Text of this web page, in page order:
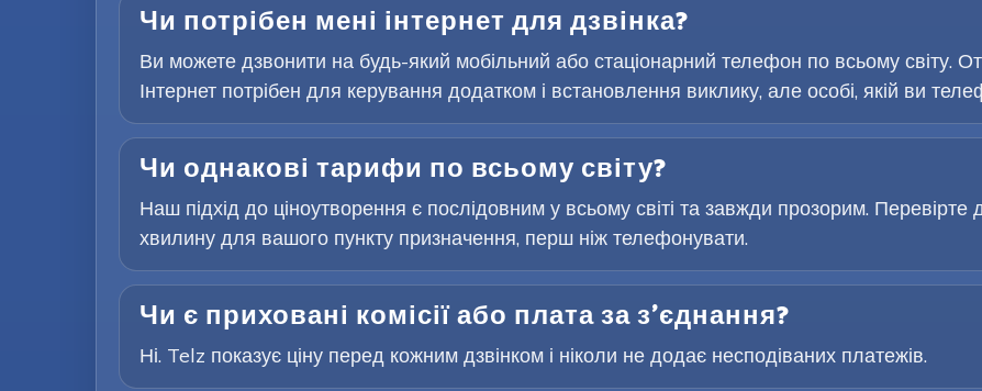
Чи потрібен мені інтернет для дзвінка?
Ви можете дзвонити на будь-який мобільний або стаціонарний телефон по всьому світу.
Інтернет потрібен для керування додатком і встановлення виклику, але особі, якій ви
Чи однакові тарифи по всьому світу?
Наш підхід до ціноутворення є послідовним у всьому світі та завжди прозорим. Перевірте
хвилину для вашого пункту призначення, перш ніж телефонувати.
Чи є приховані комісії або плата за з’єднання?
Ні. Telz показує ціну перед кожним дзвінком і ніколи не додає несподіваних платежів.